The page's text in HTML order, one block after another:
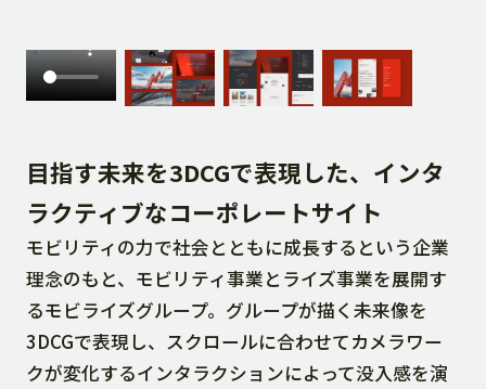
DOWNLOAD
CONTACT
RECRUIT SITE
目指す未来を3DCGで表現した、インタ
ラクティブなコーポレートサイト
モビリティの力で社会とともに成長するという企業
理念のもと、モビリティ事業とライズ事業を展開す
るモビライズグループ。グループが描く未来像を
3DCGで表現し、スクロールに合わせてカメラワー
クが変化するインタラクションによって没入感を演